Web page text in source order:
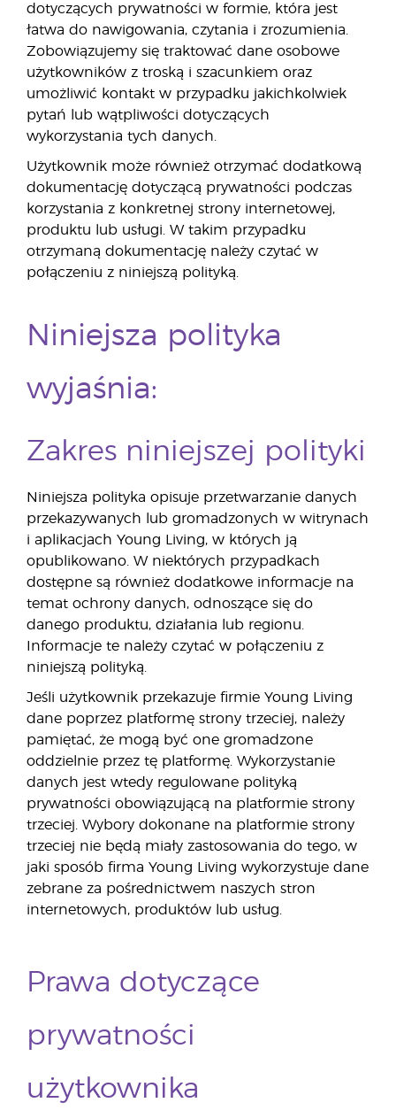
dotyczących prywatności w formie, która jest
łatwa do nawigowania, czytania i zrozumienia.
Zobowiązujemy się traktować dane osobowe
użytkowników z troską i szacunkiem oraz
umożliwić kontakt w przypadku jakichkolwiek
pytań lub wątpliwości dotyczących
wykorzystania tych danych.
Użytkownik może również otrzymać dodatkową
dokumentację dotyczącą prywatności podczas
korzystania z konkretnej strony internetowej,
produktu lub usługi. W takim przypadku
otrzymaną dokumentację należy czytać w
połączeniu z niniejszą polityką.
Niniejsza polityka
wyjaśnia:
Zakres niniejszej polityki
Niniejsza polityka opisuje przetwarzanie danych
przekazywanych lub gromadzonych w witrynach
i aplikacjach Young Living, w których ją
opublikowano. W niektórych przypadkach
dostępne są również dodatkowe informacje na
temat ochrony danych, odnoszące się do
danego produktu, działania lub regionu.
Informacje te należy czytać w połączeniu z
niniejszą polityką.
Jeśli użytkownik przekazuje firmie Young Living
dane poprzez platformę strony trzeciej, należy
pamiętać, że mogą być one gromadzone
oddzielnie przez tę platformę. Wykorzystanie
danych jest wtedy regulowane polityką
prywatności obowiązującą na platformie strony
trzeciej. Wybory dokonane na platformie strony
trzeciej nie będą miały zastosowania do tego, w
jaki sposób firma Young Living wykorzystuje dane
zebrane za pośrednictwem naszych stron
internetowych, produktów lub usług.
Prawa dotyczące
prywatności
użytkownika